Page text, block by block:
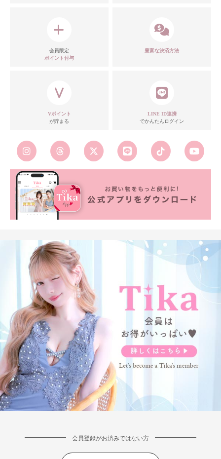
会員限定
ポイント付与
豊富な決済方法
Vポイント
が貯まる
LINE ID連携
でかんたんログイン
会員登録がお済みではない方